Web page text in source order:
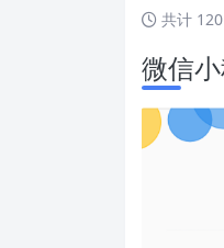
共计
微信